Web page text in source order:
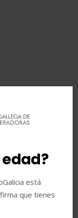
edad?
está
que tienes
solicitar el
prueba
locales y